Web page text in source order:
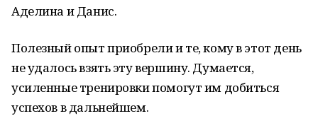
Аделина и Данис.
Полезный опыт приобрели и те, кому в этот день
не удалось взять эту вершину. Думается,
усиленные тренировки помогут им добиться
успехов в дальнейшем.